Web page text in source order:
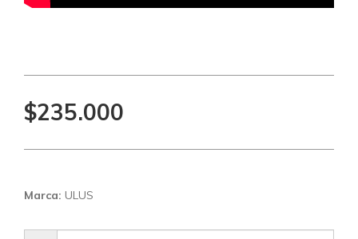
$235.000
Marca: ULUS